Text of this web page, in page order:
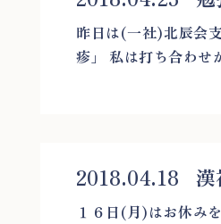
昨日は(一社)北辰会
疹」 私は打ち合わせ
2018.04.18
１６日(月)はお休み